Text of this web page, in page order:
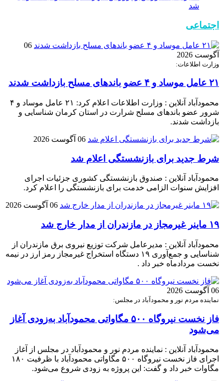
شد
اجتماعی
06
آگوست 2026
وزارت اطلاعات:
۲۱ عامل موساد و ۴ عضو باند‌های مسلح بازداشت شدند
محمودآباد آنلاین : وزارت اطلاعات اعلام کرد: ۲۱ عامل موساد و ۴
شرور عضو باند‌های مسلح شرارت در استان کرمان شناسایی و
بازداشت شدند.
06 آگوست 2026
شرط جدید برای بازنشستگی اعلام شد
محمودآباد آنلاین : صندوق بازنشستگی کشوری جزئیات اجرای
افزایش سنوات الزامی خدمت برای بازنشستگی را اعلام کرد.
06 آگوست 2026
۱۹ ماینر غیرمجاز در مازندران از مدار خارج شد
محمودآباد آنلاین : مدیرعامل شرکت توزیع نیروی برق مازندران از
شناسایی و جمع‌آوری ۱۹ دستگاه استخراج غیرمجاز رمز ارز در نیمه
نخست مردادماه خبر داد .
06 آگوست 2026
نماینده مردم نور و محمودآباد در مجلس:
فاز نخست نیروگاه ۵۰۰ مگاواتی محمودآباد به‌زودی آغاز
می‌شود
محمودآباد آنلاین : نماینده مردم نور و محمودآباد در مجلس از آغاز
اجرای فاز نخست نیروگاه ۵۰۰ مگاواتی محمودآباد با ظرفیت ۱۸۰
مگاوات خبر داد و گفت: این پروژه به زودی شروع می‌شود.